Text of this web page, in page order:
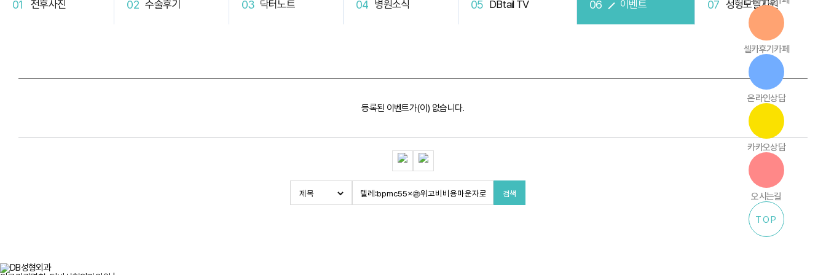
전후사진 수술후기 닥터노트 병원소식 DBtail TV 이벤트 성형모델지원
등록된 이벤트가(이) 없습니다.
검색
셀카후기카페
온라인상담
카카오상담
오시는길
TOP